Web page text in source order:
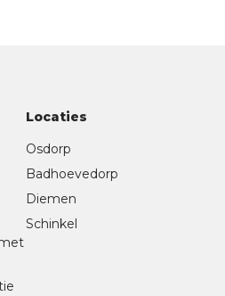
Locaties
Osdorp
Badhoevedorp
Diemen
Schinkel